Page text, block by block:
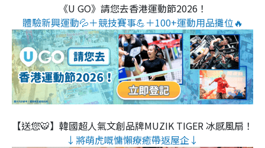
《U GO》請您去香港運動節2026！
體驗新興運動💦＋競技賽事💪＋100+運動用品攤位🔥
【送您🐯】韓國超人氣文創品牌MUZIK TIGER 冰感風扇！
↓將萌虎嘅慵懶療癒帶返屋企↓